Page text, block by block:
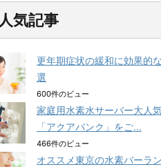
人気記事
更年期症状の緩和に効果的
選
600件のビュー
家庭用水素水サーバー大人
「アクアバンク」をご...
466件のビュー
オススメ東京の水素バーラ